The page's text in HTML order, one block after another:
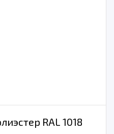
RAL 1018